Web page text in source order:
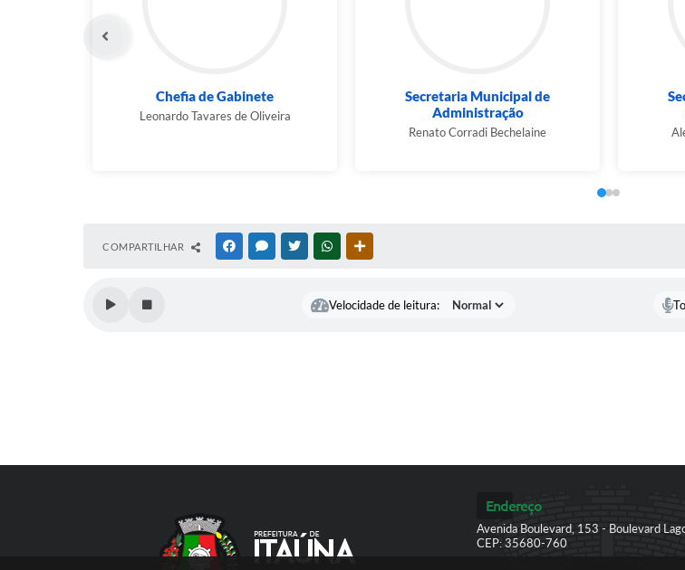
Chefia de Gabinete
Leonardo Tavares de Oliveira
Secretaria Municipal de
Administração
Renato Corradi Bechelaine
COMPARTILHAR FACEBOOKMESSENGER
TWITTERWHATSAPP
Velocidade de leitura:
Endereço
Avenida Boulevard, 153 - Boulevard
CEP: 35680-760